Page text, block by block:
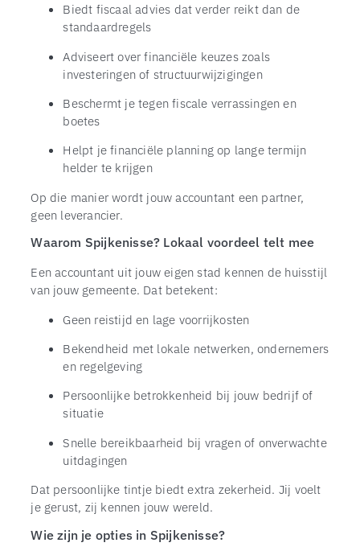
Biedt fiscaal advies dat verder reikt dan de
standaardregels
Adviseert over financiële keuzes zoals
investeringen of structuurwijzigingen
Beschermt je tegen fiscale verrassingen en
boetes
Helpt je financiële planning op lange termijn
helder te krijgen
Op die manier wordt jouw accountant een partner,
geen leverancier.
Waarom Spijkenisse? Lokaal voordeel telt mee
Een accountant uit jouw eigen stad kennen de huisstijl
van jouw gemeente. Dat betekent:
Geen reistijd en lage voorrijkosten
Bekendheid met lokale netwerken, ondernemers
en regelgeving
Persoonlijke betrokkenheid bij jouw bedrijf of
situatie
Snelle bereikbaarheid bij vragen of onverwachte
uitdagingen
Dat persoonlijke tintje biedt extra zekerheid. Jij voelt
je gerust, zij kennen jouw wereld.
Wie zijn je opties in Spijkenisse?